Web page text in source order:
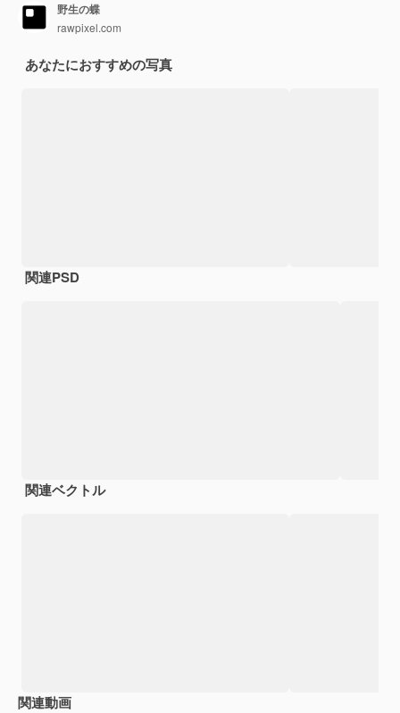
野生の蝶
rawpixel.com
あなたにおすすめの写真
関連PSD
関連ベクトル
関連動画